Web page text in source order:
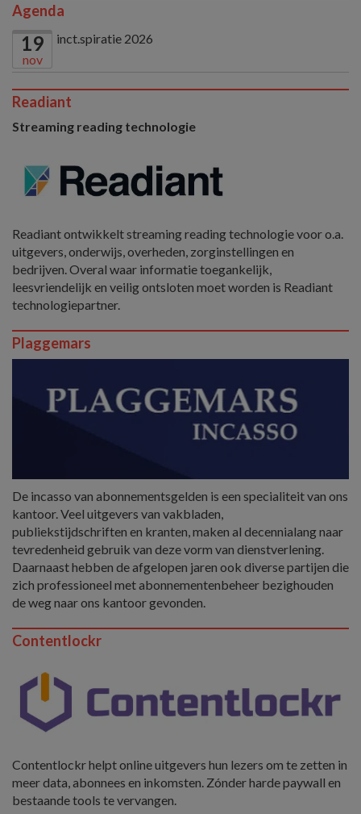
Agenda
19
nov
inct.spiratie 2026
Readiant
Streaming reading technologie
Readiant ontwikkelt streaming reading technologie voor o.a.
uitgevers, onderwijs, overheden, zorginstellingen en
bedrijven. Overal waar informatie toegankelijk,
leesvriendelijk en veilig ontsloten moet worden is Readiant
technologiepartner.
Plaggemars
De incasso van abonnementsgelden is een specialiteit van ons
kantoor. Veel uitgevers van vakbladen,
publiekstijdschriften en kranten, maken al decennialang naar
tevredenheid gebruik van deze vorm van dienstverlening.
Daarnaast hebben de afgelopen jaren ook diverse partijen die
zich professioneel met abonnementenbeheer bezighouden
de weg naar ons kantoor gevonden.
Contentlockr
Contentlockr helpt online uitgevers hun lezers om te zetten in
meer data, abonnees en inkomsten. Zónder harde paywall en
bestaande tools te vervangen.